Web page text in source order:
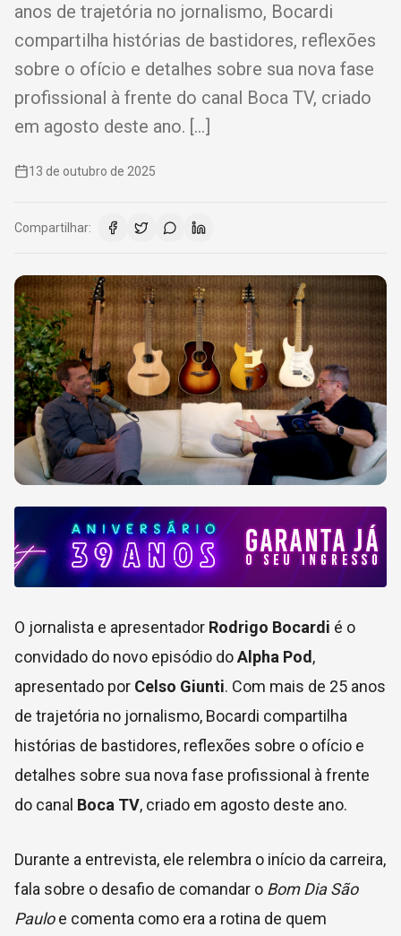
anos de trajetória no jornalismo, Bocardi
compartilha histórias de bastidores, reflexões
sobre o ofício e detalhes sobre sua nova fase
profissional à frente do canal Boca TV, criado
em agosto deste ano. […]
13 de outubro de 2025
Compartilhar:
O jornalista e apresentador Rodrigo Bocardi é o
convidado do novo episódio doAlpha Pod ,
apresentado por Celso Giunti. Com mais de 25 anos
de trajetória no jornalismo, Bocardi compartilha
histórias de bastidores, reflexões sobre o ofício e
detalhes sobre sua nova fase profissional à frente
do canal Boca TV, criado em agosto deste ano.
Durante a entrevista, ele relembra o início da carreira,
fala sobre o desafio de comandar o Bom Dia São
Pauloe comenta como era a rotina de quem